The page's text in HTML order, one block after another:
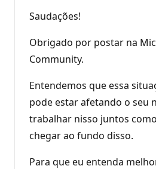
Saudações!
Obrigado por postar na
Community.
Entendemos que essa
pode estar afetando o seu
trabalhar nisso juntos
chegar ao fundo disso.
Para que eu entenda